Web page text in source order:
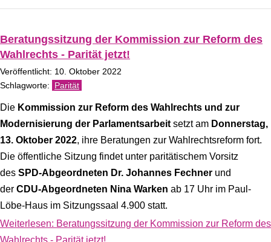
Beratungssitzung der Kommission zur Reform des
Wahlrechts - Parität jetzt!
Veröffentlicht: 10. Oktober 2022
Parität
Die Kommission zur Reform des Wahlrechts und zur
Modernisierung der Parlamentsarbeit setzt am Donnerstag,
13. Oktober 2022, ihre Beratungen zur Wahlrechtsreform fort.
Die öffentliche Sitzung findet unter paritätischem Vorsitz
des SPD-Abgeordneten Dr. Johannes Fechner und
der CDU-Abgeordneten Nina Warken ab 17 Uhr im Paul-
Löbe-Haus im Sitzungssaal 4.900 statt.
Weiterlesen: Beratungssitzung der Kommission zur Reform des
Wahlrechts - Parität jetzt!